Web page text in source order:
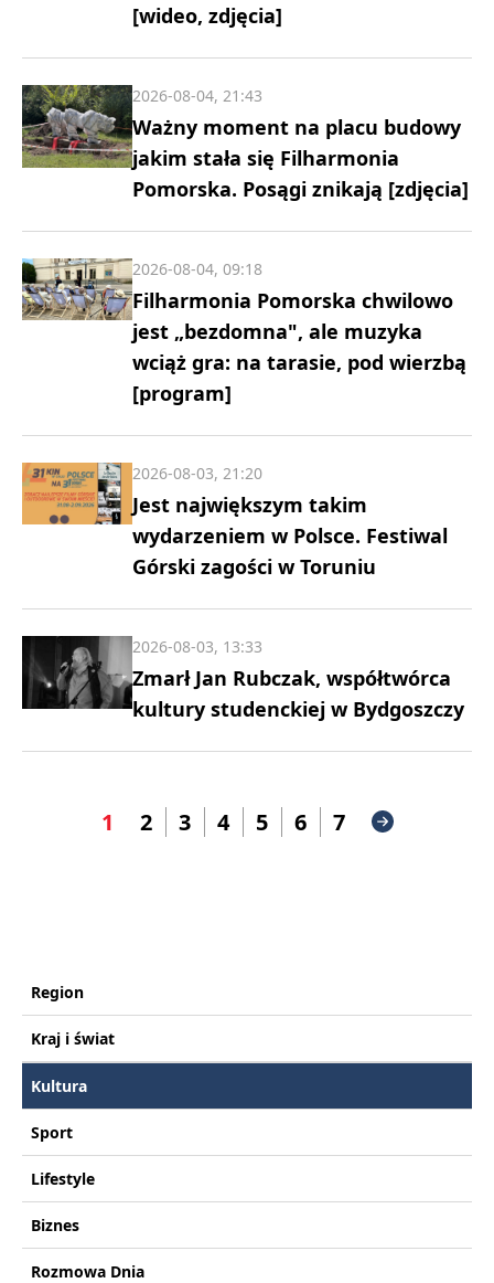
[wideo, zdjęcia]
Ważny moment na placu budowy
jakim stała się Filharmonia
Pomorska. Posągi znikają [zdjęcia]
2026-08-04, 21:43
Filharmonia Pomorska chwilowo
jest „bezdomna", ale muzyka
wciąż gra: na tarasie, pod wierzbą
[program]
2026-08-04, 09:18
Jest największym takim
wydarzeniem w Polsce. Festiwal
Górski zagości w Toruniu
2026-08-03, 21:20
Zmarł Jan Rubczak, współtwórca
kultury studenckiej w Bydgoszczy
2026-08-03, 13:33
1 2 3 4 5 6 7
Region
Kraj i świat
Kultura
Sport
Lifestyle
Biznes
Rozmowa Dnia